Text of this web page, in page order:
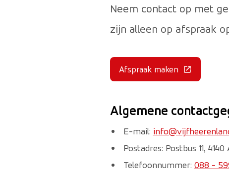
Neem contact op met
zijn alleen op afspraak
Afspraak maken(Deze link gaat naar
Algemene
E-mail:
Postadres: Postbus 11,
Telefoonnummer: 088 -